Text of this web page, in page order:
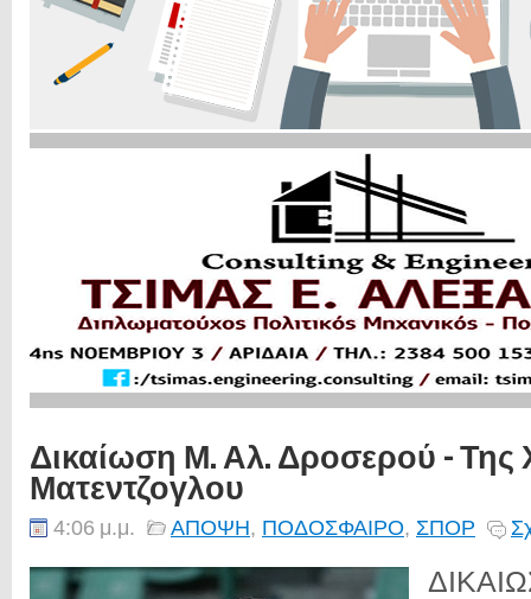
Δικαίωση Μ. Αλ. Δροσερού - Της
Ματεντζογλου
4:06 μ.μ. ΑΠΟΨΗ, ΠΟΔΟΣΦΑΙΡΟ, ΣΠΟΡ